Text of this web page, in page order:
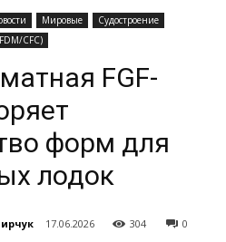
Мировые
Судостроение
CFC)
FGF-
форм для
лодок
17.06.2026 0
304